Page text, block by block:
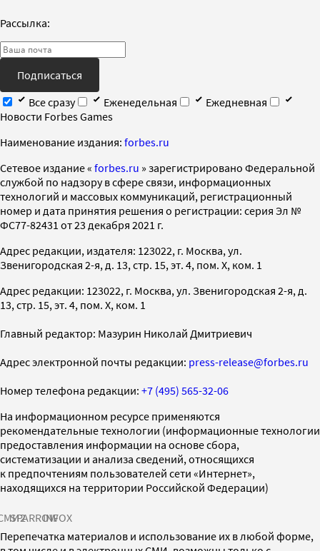
Рассылка:
Подписаться
Все сразу
Еженедельная
Ежедневная
Новости Forbes Games
Наименование издания: forbes.ru
Cетевое издание « forbes.ru » зарегистрировано Федеральной
службой по надзору в сфере связи, информационных
технологий и массовых коммуникаций, регистрационный
номер и дата принятия решения о регистрации: серия Эл №
ФС77-82431 от 23 декабря 2021 г.
Адрес редакции, издателя: 123022, г. Москва, ул.
Звенигородская 2-я, д. 13, стр. 15, эт. 4, пом. X, ком. 1
Адрес редакции: 123022, г. Москва, ул. Звенигородская 2-я, д.
13, стр. 15, эт. 4, пом. X, ком. 1
Главный редактор: Мазурин Николай Дмитриевич
Адрес электронной почты редакции: press-release@forbes.ru
Номер телефона редакции: +7 (495) 565-32-06
На информационном ресурсе применяются
рекомендательные технологии (информационные технологии
предоставления информации на основе сбора,
систематизации и анализа сведений, относящихся
к предпочтениям пользователей сети «Интернет»,
находящихся на территории Российской Федерации)
SPARROWINFOX
Перепечатка материалов и использование их в любой форме,